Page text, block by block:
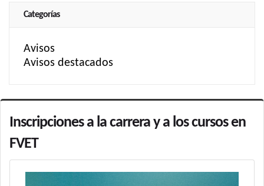
Categorías
Avisos
Avisos destacados
Inscripciones a la carrera y a los cursos en
FVET